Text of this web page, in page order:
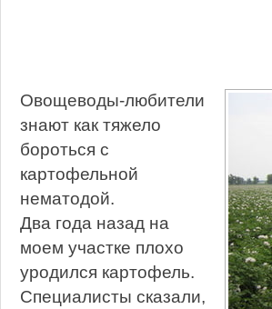
Овощеводы-любители
знают как тяжело
бороться с
картофельной
нематодой.
Два года назад на
моем участке плохо
уродился картофель.
Специалисты сказали,